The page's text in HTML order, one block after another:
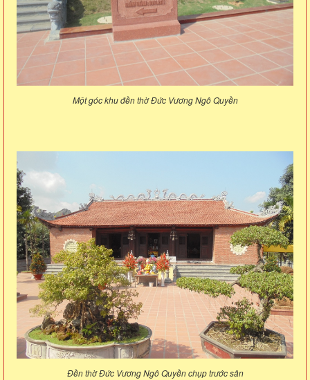
Một góc khu đền thờ Đức Vương Ngô Quyền
Đền thờ Đức Vương Ngô Quyền chụp trước sân